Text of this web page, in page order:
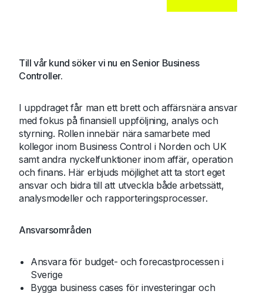
Till vår kund söker vi nu en Senior Business
Controller.
I uppdraget får man ett brett och affärsnära ansvar
med fokus på finansiell uppföljning, analys och
styrning. Rollen innebär nära samarbete med
kollegor inom Business Control i Norden och UK
samt andra nyckelfunktioner inom affär, operation
och finans. Här erbjuds möjlighet att ta stort eget
ansvar och bidra till att utveckla både arbetssätt,
analysmodeller och rapporteringsprocesser.
Ansvarsområden
Ansvara för budget- och forecastprocessen i
Sverige
Bygga business cases för investeringar och